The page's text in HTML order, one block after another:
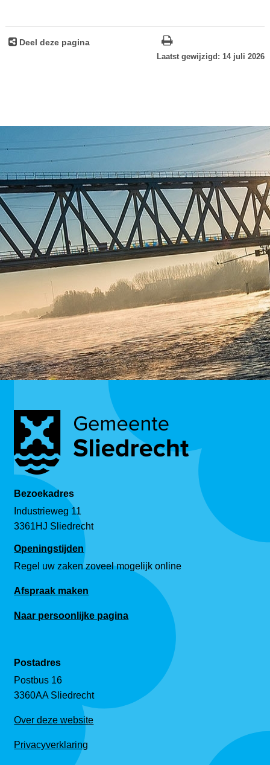
Deel deze pagina
Laatst gewijzigd: 14 juli 2026
Bezoekadres
Industrieweg 11
3361HJ Sliedrecht
Openingstijden
Regel uw zaken zoveel mogelijk online
Afspraak maken
Naar persoonlijke pagina
Postadres
Postbus 16
3360AA Sliedrecht
Over deze website
Privacyverklaring